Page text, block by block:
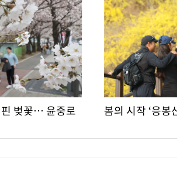
벚꽃… 윤중로
봄의 시작 ‘응봉